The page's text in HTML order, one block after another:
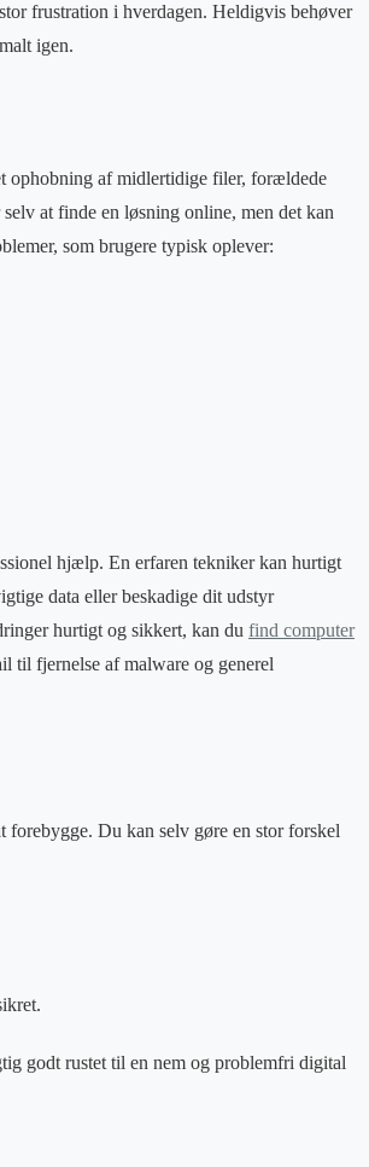
frustration i hverdagen. Heldigvis behøver
igen.
ophobning af midlertidige filer, forældede
at finde en løsning online, men det kan
som brugere typisk oplever:
hjælp. En erfaren tekniker kan hurtigt
data eller beskadige dit udstyr
hurtigt og sikkert, kan du find computer
til fjernelse af malware og generel
Du kan selv gøre en stor forskel
godt rustet til en nem og problemfri digital